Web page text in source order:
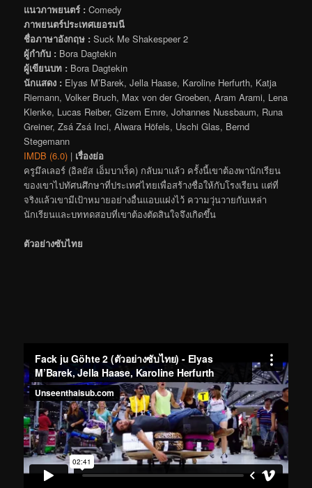
แนวภาพยนตร์ : Comedy
ภาพยนตร์ประเทศเยอรมนี
ชื่อภาษาอังกฤษ : Suck Me Shakespeer 2
ผู้กำกับ : Bora Dagtekin
ผู้เขียนบท : Bora Dagtekin
นักแสดง : Elyas M’Barek, Jella Haase, Karoline Herfurth, Katja
Riemann, Volker Bruch, Max von der Groeben, Aram Arami, Lena
Klenke, Lucas Reiber, Gizem Emre, Johannes Nussbaum, Runa
Greiner, Zsá Zsá Inci, Alwara Höfels, Uschi Glas, Bernd
Stegemann
IMDB (6.0) | เรื่องย่อ
ครูมึลเลอร์ (อิลยัส เอ็มบาเร็ค) กลับมาแล้ว ครั้งนี้เขาต้องพานักเรียน
ของเขาไปทัศนศึกษาที่ประเทศไทยเพื่อสร้างชื่อให้กับโรงเรียน แต่ที่
จริงแล้วเขามีเป้าหมายอย่างอื่นแอบแฝงไว้ ความวุ่นวายกับเหล่า
นักเรียนและบททดสอบที่เขาต้องตัดสินใจจึงเกิดขึ้น
ตัวอย่างซับไทย